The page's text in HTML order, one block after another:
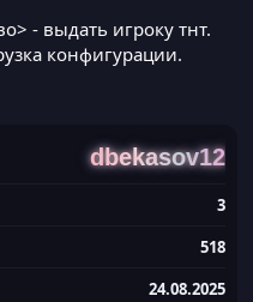
- выдать игроку тнт.
конфигурации.​
dbekasov12
3
518
24.08.2025